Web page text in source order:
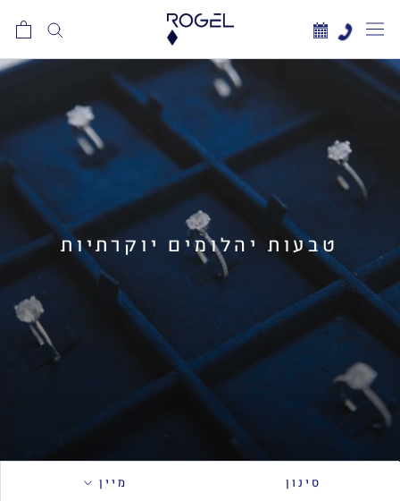
לתוכן
טבעות יהלומים יוקרתיות
סינון מיין